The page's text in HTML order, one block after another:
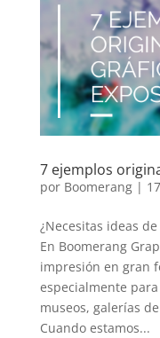
7 ejemplos
por Boomerang|
¿Necesitas ideas
En Boomerang
impresión en gran
especialmente
museos, galerías
Cuando estamos...